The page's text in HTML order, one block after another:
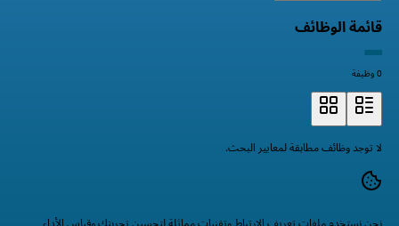
قائمة الوظائف
0 وظيفة
لا توجد وظائف مطابقة لمعايير البحث.